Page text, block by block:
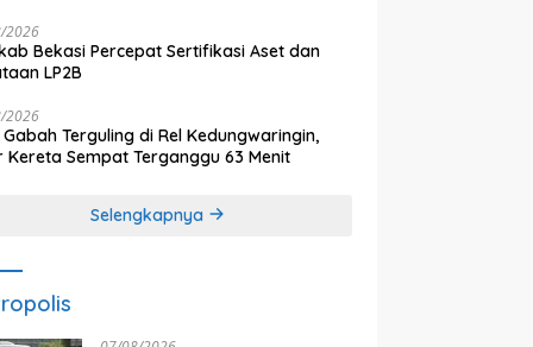
2026
Bekasi Percepat Sertifikasi Aset dan
LP2B
2026
Terguling di Rel Kedungwaringin,
Kereta Sempat Terganggu 63 Menit
Selengkapnya